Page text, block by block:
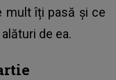
mult îți pasă și ce
de ea.